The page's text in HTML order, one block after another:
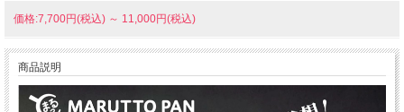
価格:7,700円(税込) ～ 11,000円(税込)
商品説明